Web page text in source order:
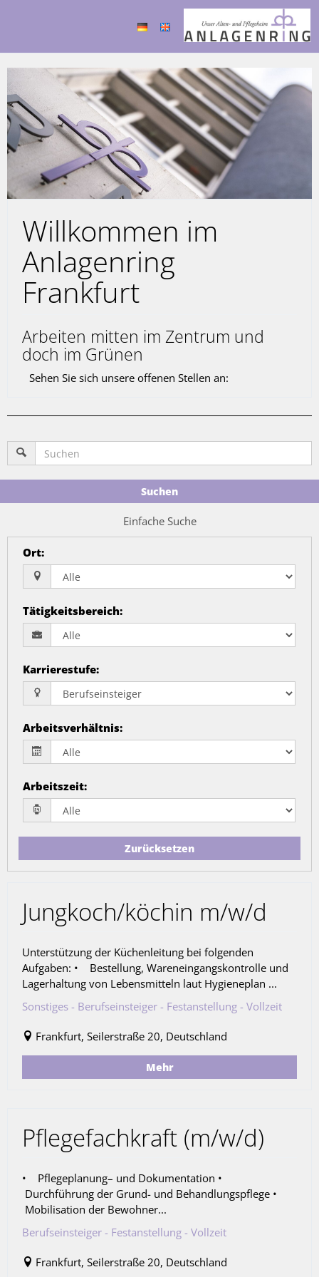
Willkommen im
Anlagenring
Frankfurt
Arbeiten mitten im Zentrum und
doch im Grünen
Sehen Sie sich unsere offenen Stellen an:
Suchen
Einfache Suche
Ort:
Tätigkeitsbereich:
Karrierestufe:
Arbeitsverhältnis:
Arbeitszeit:
Zurücksetzen
Jungkoch/köchin m/w/d
Unterstützung der Küchenleitung bei folgenden
Aufgaben: • Bestellung, Wareneingangskontrolle und
Lagerhaltung von Lebensmitteln laut Hygieneplan ...
Sonstiges - Berufseinsteiger - Festanstellung - Vollzeit
Frankfurt, Seilerstraße 20, Deutschland
Mehr
Pflegefachkraft (m/w/d)
• Pflegeplanung– und Dokumentation •
Durchführung der Grund- und Behandlungspflege •
Mobilisation der Bewohner...
Berufseinsteiger - Festanstellung - Vollzeit
Frankfurt, Seilerstraße 20, Deutschland